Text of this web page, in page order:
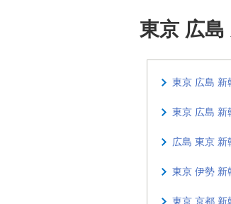
東京 広
東京 広島 新
東京 広島 新
広島 東京 新
東京 伊勢 新
東京 京都 新